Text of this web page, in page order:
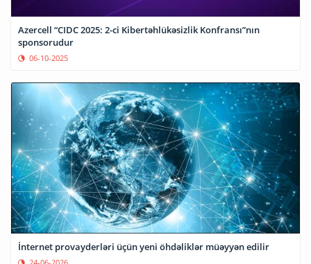
Azercell “CIDC 2025: 2-ci Kibertəhlükəsizlik Konfransı”nın
sponsorudur
06-10-2025
İnternet provayderləri üçün yeni öhdəliklər müəyyən edilir